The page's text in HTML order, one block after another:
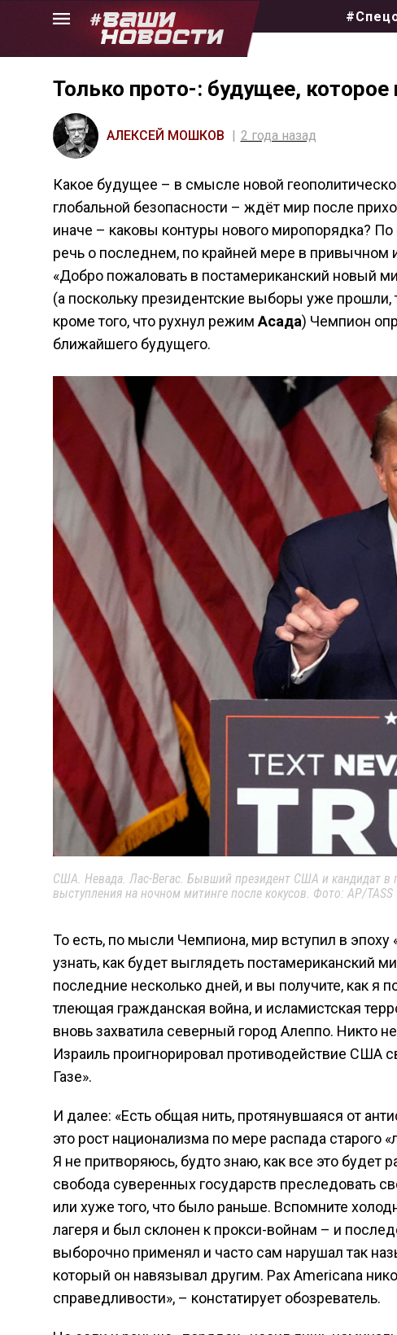
Skip
Только прото-: будущее, которое
АЛЕКСЕЙ МОШКОВ 2 года назад
Какое будущее – в смысле новой
глобальной безопасности – ждёт мир после
иначе – каковы контуры нового миропорядка?
речь о последнем, по крайней мере в привычном
«Добро пожаловать в постамериканский новый
(а поскольку президентские выборы уже прошли,
кроме того, что рухнул режим Асада) Чемпион
ближайшего будущего.
США. Невада. Лас-Вегас. Бывший президент США и кандидат в
выступления на ночном митинге после кокусов. Фото: AP/TASS
То есть, по мысли Чемпиона, мир вступил в эпоху
узнать, как будет выглядеть постамериканский
последние несколько дней, и вы получите, как я
тлеющая гражданская война, и исламистская
вновь захватила северный город Алеппо. Никто
Израиль проигнорировал противодействие
Газе».
И далее: «Есть общая нить, протянувшаяся от
это рост национализма по мере распада
Я не притворяюсь, будто знаю, как все это будет
свобода суверенных государств преследовать
или хуже того, что было раньше. Вспомните
лагеря и был склонен к прокси-войнам – и
выборочно применял и часто сам нарушал так
который он навязывал другим. Pax Americana
справедливости», – констатирует обозреватель.